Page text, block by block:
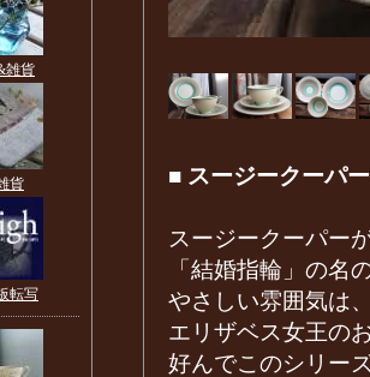
■ スージークーパ
スージークーパー
「結婚指輪」の名
やさしい雰囲気は
エリザベス女王の
好んでこのシリー
雑貨
貨
転写